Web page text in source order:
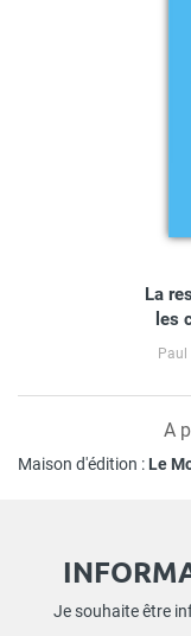
La
les
Paul
A
Maison d'édition : Le
Je souhaite être